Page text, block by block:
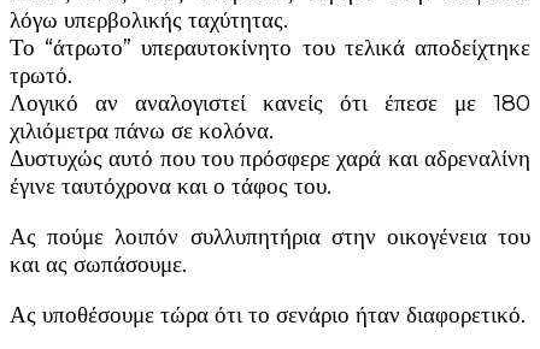
λόγω υπερβολικής ταχύτητας.
Το “άτρωτο” υπεραυτοκίνητο του τελικά αποδείχτηκε
τρωτό.
Λογικό αν αναλογιστεί κανείς ότι έπεσε με 180
χιλιόμετρα πάνω σε κολόνα.
Δυστυχώς αυτό που του πρόσφερε χαρά και αδρεναλίνη
έγινε ταυτόχρονα και ο τάφος του.
Ας πούμε λοιπόν συλλυπητήρια στην οικογένεια του
και ας σωπάσουμε.
Ας υποθέσουμε τώρα ότι το σενάριο ήταν διαφορετικό.